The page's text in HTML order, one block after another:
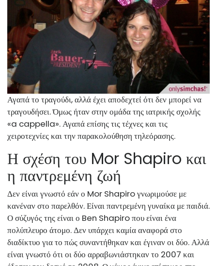
Αγαπά το τραγούδι, αλλά έχει αποδεχτεί ότι δεν μπορεί να
τραγουδήσει. Όμως ήταν στην ομάδα της ιατρικής σχολής
«a cappella». Αγαπά επίσης τις τέχνες και τις
χειροτεχνίες και την παρακολούθηση τηλεόρασης.
Η σχέση του Mor Shapiro και
η παντρεμένη ζωή
Δεν είναι γνωστό εάν ο Mor Shapiro γνωριμούσε με
κανέναν στο παρελθόν. Είναι παντρεμένη γυναίκα με παιδιά.
Ο σύζυγός της είναι ο Ben Shapiro που είναι ένα
πολύπλευρο άτομο. Δεν υπάρχει καμία αναφορά στο
διαδίκτυο για το πώς συναντήθηκαν και έγιναν οι δύο. Αλλά
είναι γνωστό ότι οι δύο αρραβωνιάστηκαν το 2007 και